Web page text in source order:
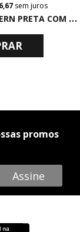
B
OTA WESTERN PRETA COM FRANJAS
sem juros
promos
Assine